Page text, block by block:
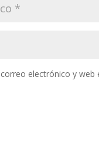
electrónico y